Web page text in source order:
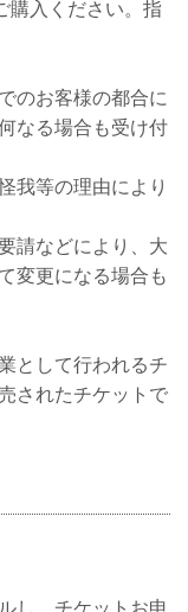
購入ください。指
のお客様の都合に
なる場合も受け付
我等の理由により
請などにより、大
変更になる場合も
として行われるチ
されたチケットで